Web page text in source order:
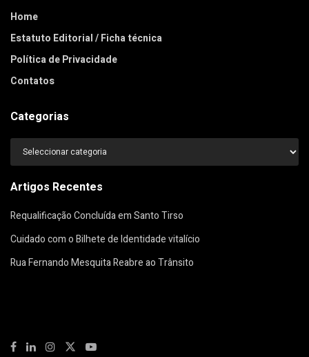
Home
Estatuto Editorial / Ficha técnica
Política de Privacidade
Contatos
Categorias
Categorias
Artigos Recentes
Requalificação Concluída em Santo Tirso
Cuidado com o Bilhete de Identidade vitalício
Rua Fernando Mesquita Reabre ao Trânsito